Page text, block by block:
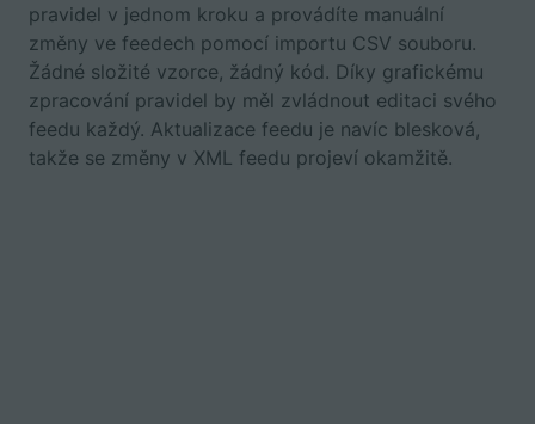
pravidel v jednom kroku a provádíte manuální
změny ve feedech pomocí importu CSV souboru.
Žádné složité vzorce, žádný kód. Díky grafickému
zpracování pravidel by měl zvládnout editaci svého
feedu každý. Aktualizace feedu je navíc blesková,
takže se změny v XML feedu projeví okamžitě.